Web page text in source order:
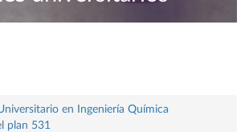
en Ingeniería Química
plan 531